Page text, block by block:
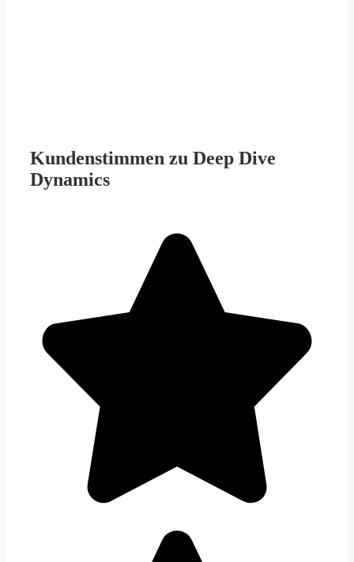
Kundenstimmen zu Deep Dive
Dynamics